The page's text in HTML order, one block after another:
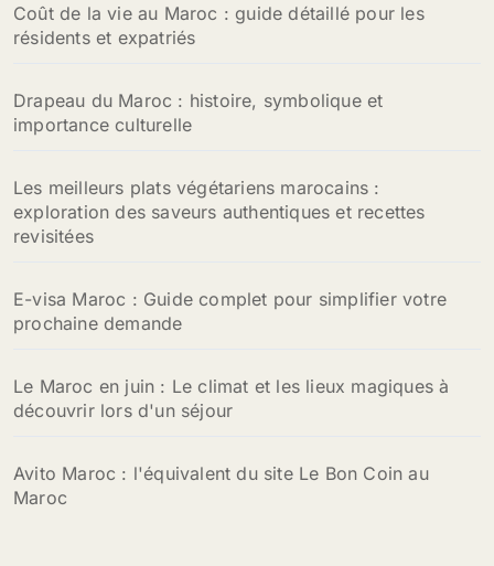
Coût de la vie au Maroc : guide détaillé pour les
résidents et expatriés
Drapeau du Maroc : histoire, symbolique et
importance culturelle
Les meilleurs plats végétariens marocains :
exploration des saveurs authentiques et recettes
revisitées
E-visa Maroc : Guide complet pour simplifier votre
prochaine demande
Le Maroc en juin : Le climat et les lieux magiques à
découvrir lors d'un séjour
Avito Maroc : l'équivalent du site Le Bon Coin au
Maroc